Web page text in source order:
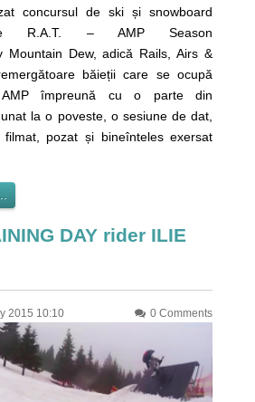
concursul de ski și snowboard
R.A.T. – AMP Season
Mountain Dew, adică Rails, Airs &
băieții care se ocupă
AMP împreună cu o parte din
la o poveste, o sesiune de dat,
filmat, pozat și bineînteles exersat
DAY rider ILIE
2015 10:10 0 Comments